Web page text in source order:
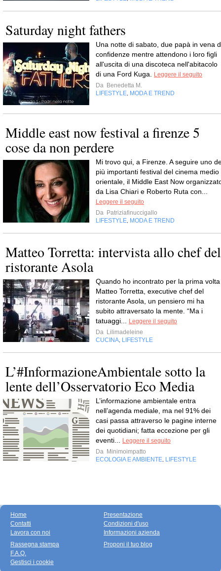
Saturday night fathers
Una notte di sabato, due papà in vena
confidenze mentre attendono i loro figli
all'uscita di una discoteca nell'abitacolo
di una Ford Kuga.
Leggere il seguito
Da Benedetta M.
LIFESTYLE MODA E TREND
Middle east now festival a firenze 5
cose da non perdere
Mi trovo qui, a Firenze. A seguire uno
più importanti festival del cinema medio
orientale, il Middle East Now
da Lisa Chiari e Roberto Ruta con...
Leggere il seguito
Da Patriziafinuccigallo
LIFESTYLE MODA E TREND
Matteo Torretta: intervista allo chef del
ristorante Asola
Quando ho incontrato per la prima volta
Matteo Torretta, executive chef del
ristorante Asola, un pensiero mi ha
subito attraversato la mente. “Ma i
tatuaggi...
Leggere il seguito
Da Lilimadeleine
CUCINA LIFESTYLE
L’#InformazioneAmbientale sotto la
lente dell’Osservatorio Eco Media
L’informazione ambientale entra
nell’agenda mediale, ma nel 91% dei
casi passa attraverso le pagine interne
dei quotidiani; fatta eccezione per gli
eventi...
Leggere il seguito
Da Minimoimpatto
ECOLOGIA E AMBIENTE LIFESTYLE
Home
Contatti
Lavora con noi
Presentazione
Condizioni d'uso
Informazioni azienda
Rassegna stampa
F.A.Q.
Gestisci i cookie
Proponi il tuo blog